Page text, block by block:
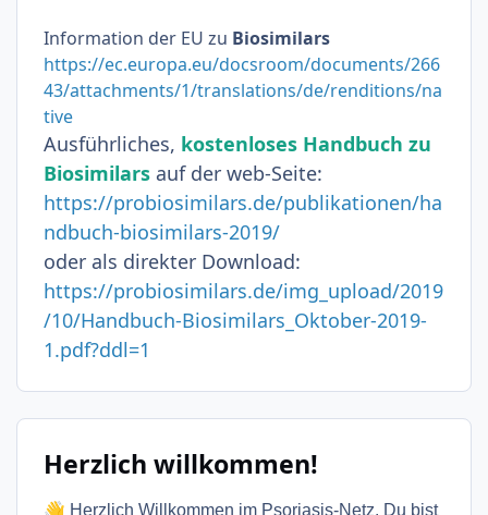
Information der EU zu Biosimilars
https://ec.europa.eu/docsroom/documents/266
43/attachments/1/translations/de/renditions/na
tive
Ausführliches, kostenloses Handbuch zu
Biosimilars auf der web-Seite:
https://probiosimilars.de/publikationen/ha
ndbuch-biosimilars-2019/
oder als direkter Download:
https://probiosimilars.de/img_upload/2019
/10/Handbuch-Biosimilars_Oktober-2019-
1.pdf?ddl=1
Herzlich willkommen!
👋 Herzlich Willkommen im Psoriasis-Netz. Du bist